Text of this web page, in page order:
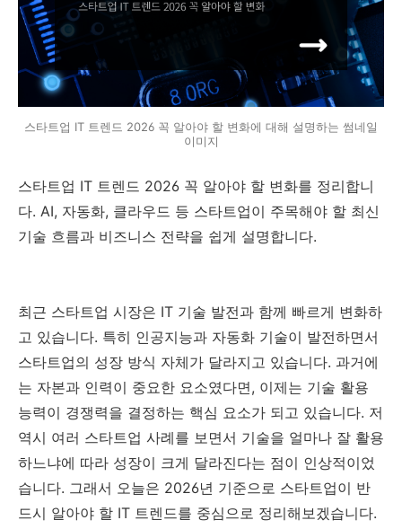
스타트업 IT 트렌드 2026 꼭 알아야 할 변화에 대해 설명하는 썸네일
이미지
스타트업 IT 트렌드 2026 꼭 알아야 할 변화를 정리합니
다. AI, 자동화, 클라우드 등 스타트업이 주목해야 할 최신
기술 흐름과 비즈니스 전략을 쉽게 설명합니다.
최근 스타트업 시장은 IT 기술 발전과 함께 빠르게 변화하
고 있습니다. 특히 인공지능과 자동화 기술이 발전하면서
스타트업의 성장 방식 자체가 달라지고 있습니다. 과거에
는 자본과 인력이 중요한 요소였다면, 이제는 기술 활용
능력이 경쟁력을 결정하는 핵심 요소가 되고 있습니다. 저
역시 여러 스타트업 사례를 보면서 기술을 얼마나 잘 활용
하느냐에 따라 성장이 크게 달라진다는 점이 인상적이었
습니다. 그래서 오늘은 2026년 기준으로 스타트업이 반
드시 알아야 할 IT 트렌드를 중심으로 정리해보겠습니다.